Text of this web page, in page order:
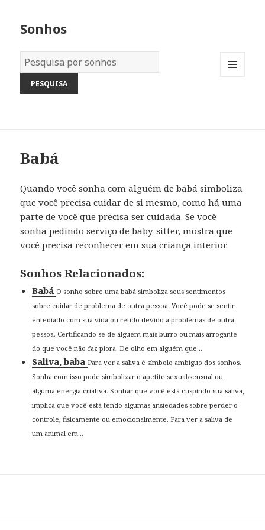
Sonhos
Dicionário
dos
Sonhos:
Babá
Quando você sonha com alguém de babá simboliza
que você precisa cuidar de si mesmo, como há uma
parte de você que precisa ser cuidada. Se você
sonha pedindo serviço de baby-sitter, mostra que
você precisa reconhecer em sua criança interior.
Sonhos Relacionados:
Babá O sonho sobre uma babá simboliza seus sentimentos
sobre cuidar de problema de outra pessoa. Você pode se sentir
entediado com sua vida ou retido devido a problemas de outra
pessoa. Certificando-se de alguém mais burro ou mais arrogante
do que você não faz piora. De olho em alguém que...
Saliva, baba Para ver a saliva é símbolo ambíguo dos sonhos.
Sonha com isso pode simbolizar o apetite sexual/sensual ou
alguma energia criativa. Sonhar que você está cuspindo sua saliva,
implica que você está tendo algumas ansiedades sobre perder o
controle, fisicamente ou emocionalmente. Para ver a saliva de
um animal em...